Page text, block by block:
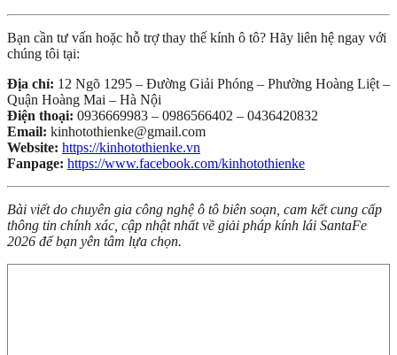
Bạn cần tư vấn hoặc hỗ trợ thay thế kính ô tô? Hãy liên hệ ngay với
chúng tôi tại:
Địa chỉ: 12 Ngõ 1295 – Đường Giải Phóng – Phường Hoàng Liệt –
Quận Hoàng Mai – Hà Nội
Điện thoại: 0936669983 – 0986566402 – 0436420832
Email: kinhotothienke@gmail.com
Website: https://kinhotothienke.vn
Fanpage: https://www.facebook.com/kinhotothienke
Bài viết do chuyên gia công nghệ ô tô biên soạn, cam kết cung cấp
thông tin chính xác, cập nhật nhất về giải pháp kính lái SantaFe
2026 để bạn yên tâm lựa chọn.